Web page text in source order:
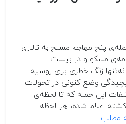
پنج مهاجم مسلح به تالاری
مسکو و در بیست
زنگ خطری برای روسیه
وضع کنونی در تحولات
این حمله که تا لحظه‌ی
نگارش این تحلیل 143 کشته اعلام شده، هر لحظه
مطلب